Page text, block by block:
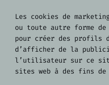
Les cookies de
ou toute autre forme
pour créer des profils
d’afficher de la
l’utilisateur sur ce
sites web à des fins